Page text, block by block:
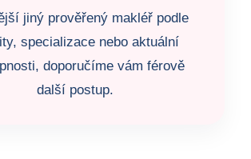
jiný prověřený makléř podle
specializace nebo aktuální
doporučíme vám férově
další postup.